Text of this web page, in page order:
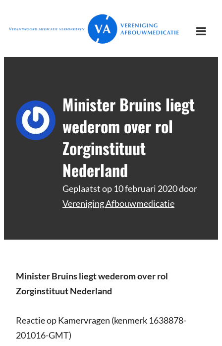
naar
inhoud
Vereniging
Afbouwmedicatie
Verantwoord afbouwen
Minister Bruins liegt
wederom over rol
Zorginstituut
Nederland
Geplaatst op 10 februari 2020door
Vereniging Afbouwmedicatie
Minister Bruins liegt wederom over rol
Zorginstituut Nederland
Reactie op Kamervragen (kenmerk 1638878-
201016-GMT)